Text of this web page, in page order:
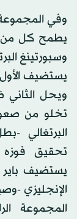
وفي المجموعة
يطمح كل من
وسبورتينغ
يستضيف
ويحل الثاني
تخلو من
تحقيق فوزه
يستضيف باير
المجموعة